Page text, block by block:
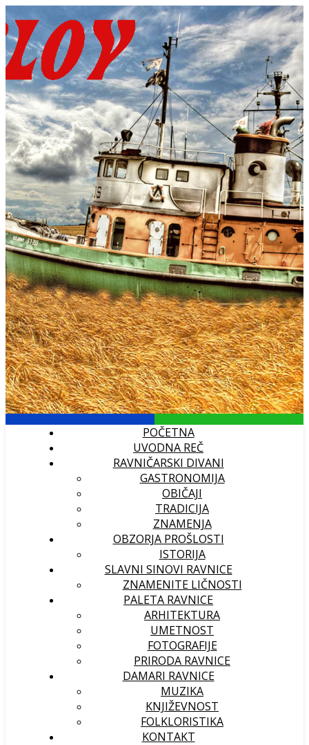
POČETNA
UVODNA REČ
RAVNIČARSKI DIVANI
GASTRONOMIJA
OBIČAJI
TRADICIJA
ZNAMENJA
OBZORJA PROŠLOSTI
ISTORIJA
SLAVNI SINOVI RAVNICE
ZNAMENITE LIČNOSTI
PALETA RAVNICE
ARHITEKTURA
UMETNOST
FOTOGRAFIJE
PRIRODA RAVNICE
DAMARI RAVNICE
MUZIKA
KNJIŽEVNOST
FOLKLORISTIKA
KONTAKT